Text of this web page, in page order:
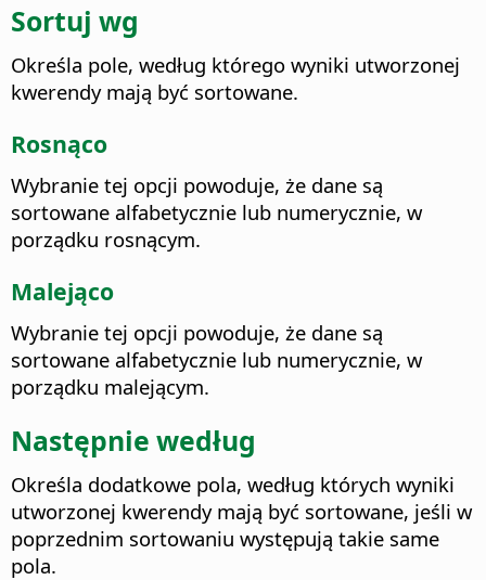
Sortuj wg
Określa pole, według którego wyniki utworzonej
kwerendy mają być sortowane.
Rosnąco
Wybranie tej opcji powoduje, że dane są
sortowane alfabetycznie lub numerycznie, w
porządku rosnącym.
Malejąco
Wybranie tej opcji powoduje, że dane są
sortowane alfabetycznie lub numerycznie, w
porządku malejącym.
Następnie według
Określa dodatkowe pola, według których wyniki
utworzonej kwerendy mają być sortowane, jeśli w
poprzednim sortowaniu występują takie same
pola.